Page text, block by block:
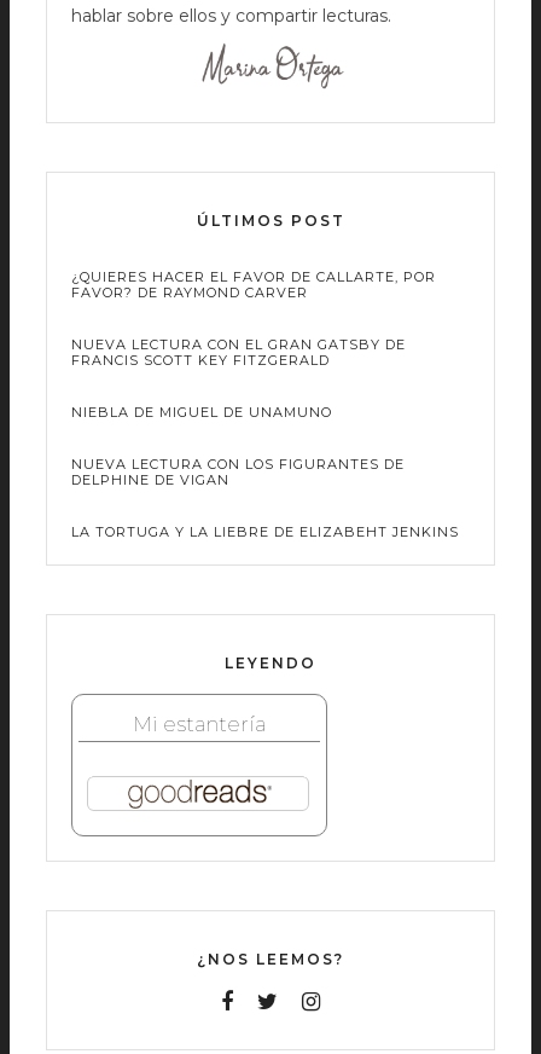
hablar sobre ellos y compartir lecturas.
ÚLTIMOS POST
¿QUIERES HACER EL FAVOR DE CALLARTE, POR
FAVOR? DE RAYMOND CARVER
NUEVA LECTURA CON EL GRAN GATSBY DE
FRANCIS SCOTT KEY FITZGERALD
NIEBLA DE MIGUEL DE UNAMUNO
NUEVA LECTURA CON LOS FIGURANTES DE
DELPHINE DE VIGAN
LA TORTUGA Y LA LIEBRE DE ELIZABEHT JENKINS
LEYENDO
Mi estantería
¿NOS LEEMOS?